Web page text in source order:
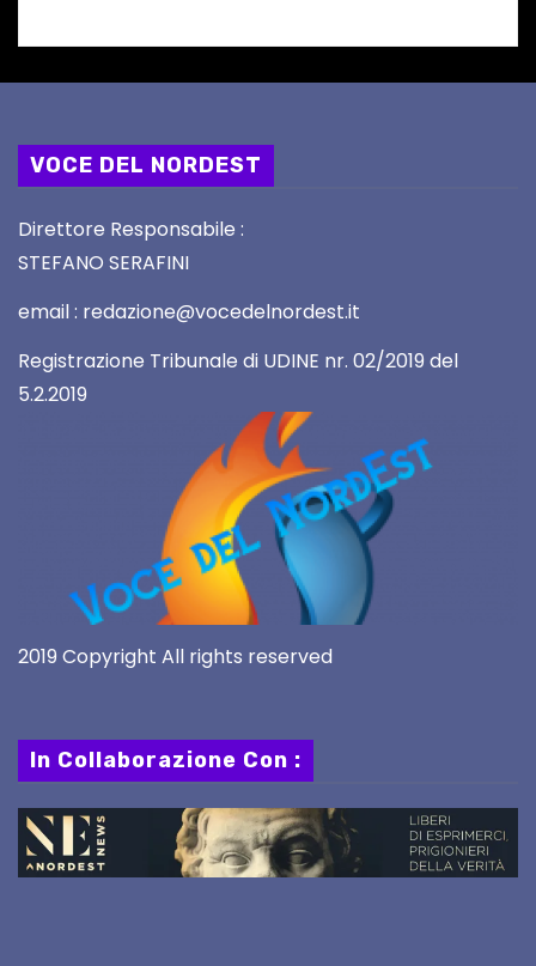
VOCE DEL NORDEST
Direttore Responsabile :
STEFANO SERAFINI
email : redazione@vocedelnordest.it
Registrazione Tribunale di UDINE nr. 02/2019 del
5.2.2019
2019 Copyright All rights reserved
In Collaborazione Con :